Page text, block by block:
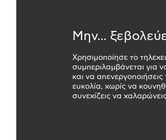
Μην...
Χρησιμοποίησε το
συμπεριλαμβάνεται για
και να
ευκολία, χωρίς να
συνεχίζεις να